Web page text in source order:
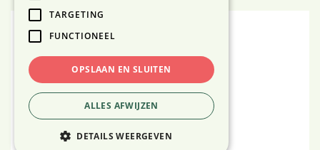
TARGETING
FUNCTIONEEL
OPSLAAN EN SLUITEN
ALLES AFWIJZEN
DETAILS WEERGEVEN